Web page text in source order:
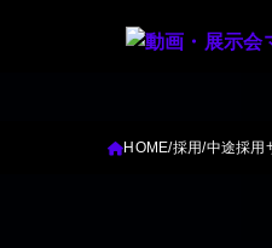
HOME 採用 中途採用